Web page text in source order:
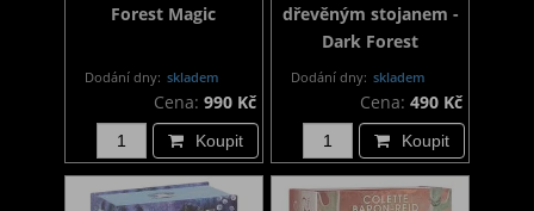
Forest Magic
Dodání dny: skladem
Cena: 990 Kč
Koupit
dřevěným stojanem -
Dark Forest
Dodání dny: skladem
Cena: 490 Kč
Koupit